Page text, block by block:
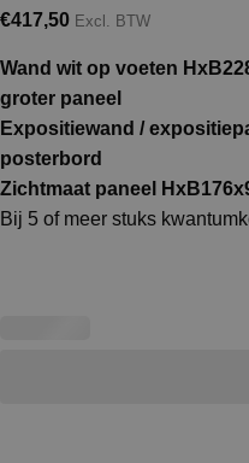
€417,50 Excl. BTW
Wand wit op voeten
groter paneel
Expositiewand /
posterbord
Zichtmaat paneel
Bij 5 of meer stuks